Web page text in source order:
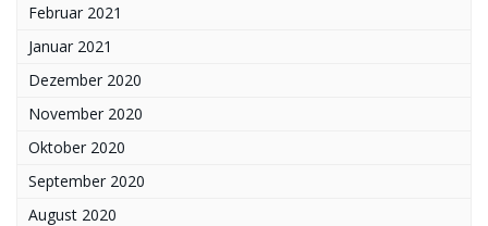
Februar 2021
Januar 2021
Dezember 2020
November 2020
Oktober 2020
September 2020
August 2020